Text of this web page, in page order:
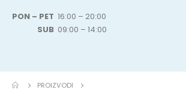
PON – PET 16:00 – 20:00
SUB 09:00 – 14:00
PROIZVODI